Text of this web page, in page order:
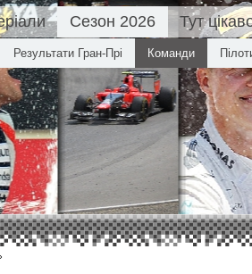
Сезон 2026
Результати Гран-Прі Команди
Тут